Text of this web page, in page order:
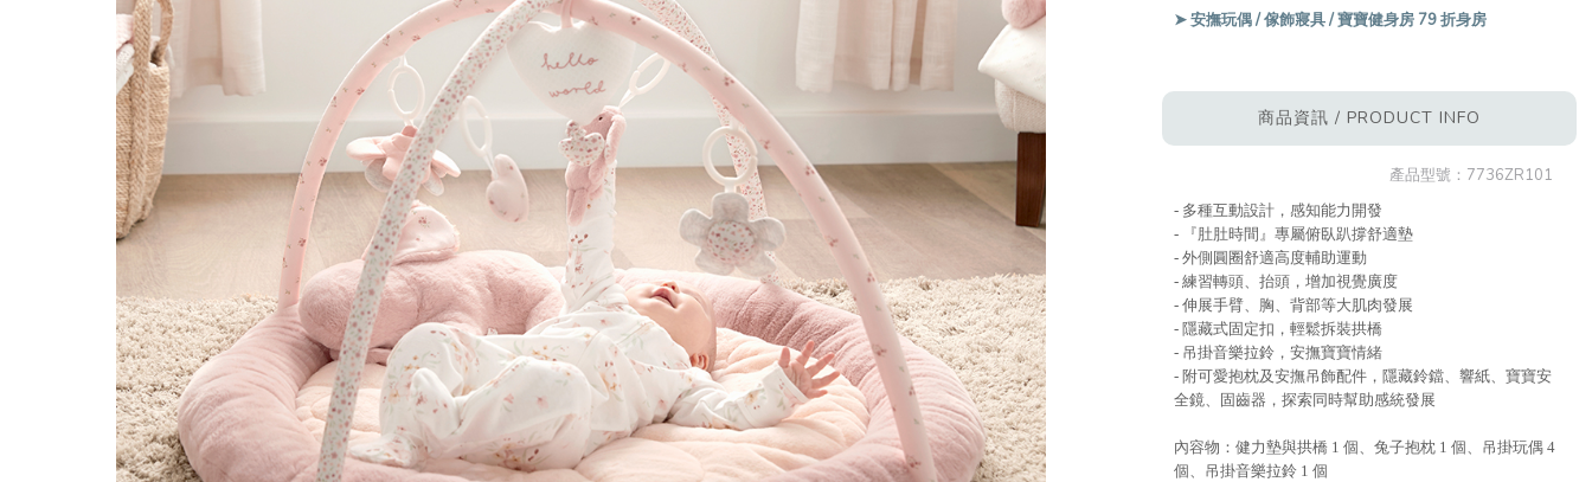
➤ 安撫玩偶 / 傢飾寢具 / 寶寶健身房 79 折身房
商品資訊 / PRODUCT INFO
產品型號： 7736ZR101
- 多種互動設計，感知能力開發
- 『肚肚時間』專屬俯臥趴撐舒適墊
- 外側圓圈舒適高度輔助運動
- 練習轉頭、抬頭，增加視覺廣度
- 伸展手臂、胸、背部等大肌肉發展
- 隱藏式固定扣，輕鬆拆裝拱橋
- 吊掛音樂拉鈴，安撫寶寶情緒
- 附可愛抱枕及安撫吊飾配件，隱藏鈴鐺、響紙、寶寶安
全鏡、固齒器，探索同時幫助感統發展
內容物：健力墊與拱橋 1 個、兔子抱枕 1 個、吊掛玩偶 4
個、吊掛音樂拉鈴 1 個